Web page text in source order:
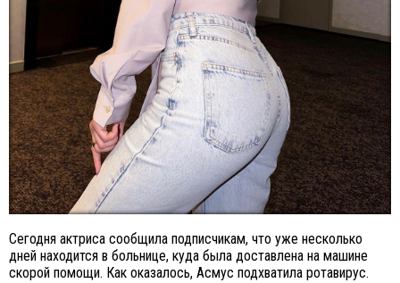
Сегодня актриса сообщила подписчикам, что уже несколько
дней находится в больнице, куда была доставлена на машине
скорой помощи. Как оказалось, Асмус подхватила ротавирус.